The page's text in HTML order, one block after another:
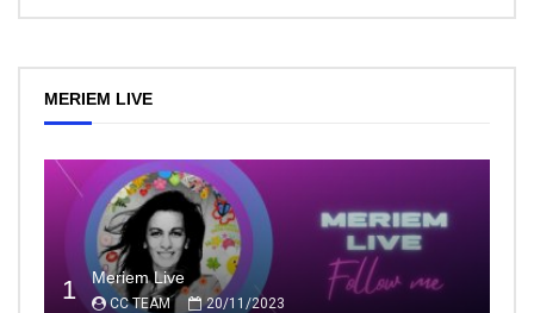
MERIEM LIVE
1 Meriem Live
CC TEAM 20/11/2023